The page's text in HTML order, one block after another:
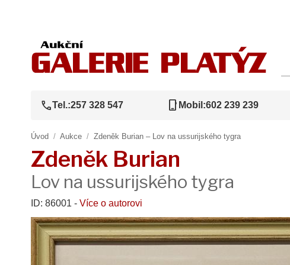
callTel.:257 328 547 phone_iphone Mobil:602 239 239
Úvod / Aukce / Zdeněk Burian – Lov na ussurijského tygra
Zdeněk Burian
Lov na ussurijského tygra
ID: 86001 - Více o autorovi